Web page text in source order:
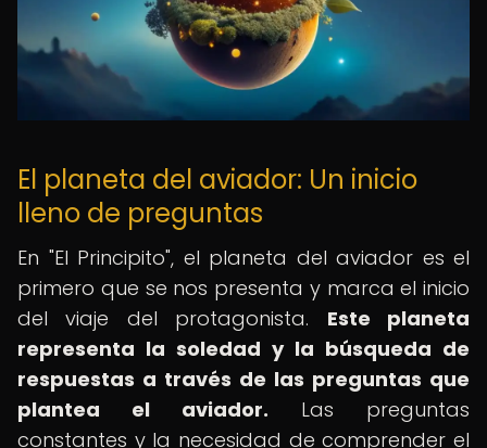
El planeta del aviador: Un inicio
lleno de preguntas
En "El Principito", el planeta del aviador es el
primero que se nos presenta y marca el inicio
del viaje del protagonista. Este planeta
representa la soledad y la búsqueda de
respuestas a través de las preguntas que
plantea el aviador. Las preguntas
constantes y la necesidad de comprender el